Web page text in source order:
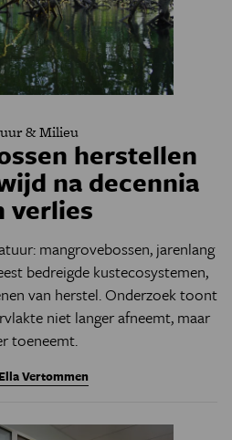
& Milieu
herstellen
na decennia
verlies
mangrovebossen, jarenlang
bedreigde kustecosystemen,
van herstel. Onderzoek toont
niet langer afneemt, maar
toeneemt.
Ella Vertommen